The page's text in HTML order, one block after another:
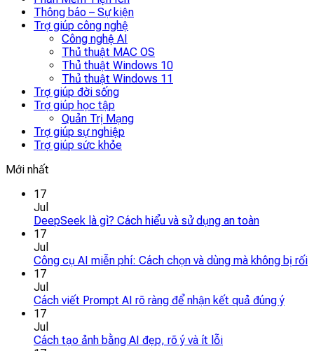
Thông báo – Sự kiện
Trợ giúp công nghệ
Công nghệ AI
Thủ thuật MAC OS
Thủ thuật Windows 10
Thủ thuật Windows 11
Trợ giúp đời sống
Trợ giúp học tập
Quản Trị Mạng
Trợ giúp sự nghiệp
Trợ giúp sức khỏe
Mới nhất
17
Jul
DeepSeek là gì? Cách hiểu và sử dụng an toàn
17
Jul
Công cụ AI miễn phí: Cách chọn và dùng mà không bị rối
17
Jul
Cách viết Prompt AI rõ ràng để nhận kết quả đúng ý
17
Jul
Cách tạo ảnh bằng AI đẹp, rõ ý và ít lỗi